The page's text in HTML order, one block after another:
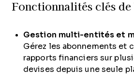
Fonctionnalités clés
Gestion multi-entités et
Gérez les abonnements et
rapports financiers sur
devises depuis une seule